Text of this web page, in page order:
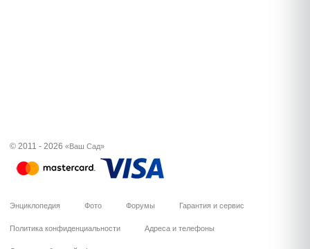
© 2011 - 2026 «Ваш Сад»
Энциклопедия Фото Форумы Гарантия и сервис
Политика конфиденциальности Адреса и телефоны